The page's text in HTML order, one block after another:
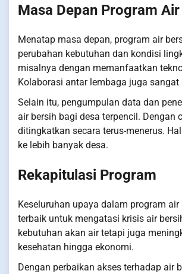
Masa Depan Program
Menatap masa depan, program air
perubahan kebutuhan dan kondisi
misalnya dengan memanfaatkan
Kolaborasi antar lembaga juga
Selain itu, pengumpulan data dan
air bersih bagi desa terpencil.
ditingkatkan secara terus-menerus.
ke lebih banyak desa.
Rekapitulasi Program
Keseluruhan upaya dalam program
terbaik untuk mengatasi krisis air
kebutuhan akan air tetapi juga
kesehatan hingga ekonomi.
Dengan perbaikan akses terhadap air